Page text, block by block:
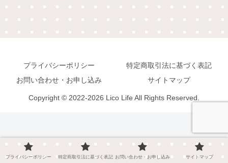
プライバシーポリシー
特定商取引法に基づく表記
お問い合わせ・お申し込み
サイトマップ
Copyright © 2022-2026 Lico Life All Rights Reserved.
プライバシーポリシー 特定商取引法に基づく表記 お問い合わせ・お申し込み サイトマップ